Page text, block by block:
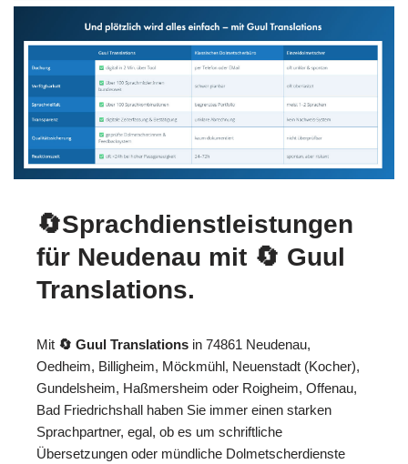
🔄Sprachdienstleistungen
für Neudenau mit 🔄 Guul
Translations.
Mit 🔄 Guul Translations in 74861 Neudenau,
Oedheim, Billigheim, Möckmühl, Neuenstadt (Kocher),
Gundelsheim, Haßmersheim oder Roigheim, Offenau,
Bad Friedrichshall haben Sie immer einen starken
Sprachpartner, egal, ob es um schriftliche
Übersetzungen oder mündliche Dolmetscherdienste